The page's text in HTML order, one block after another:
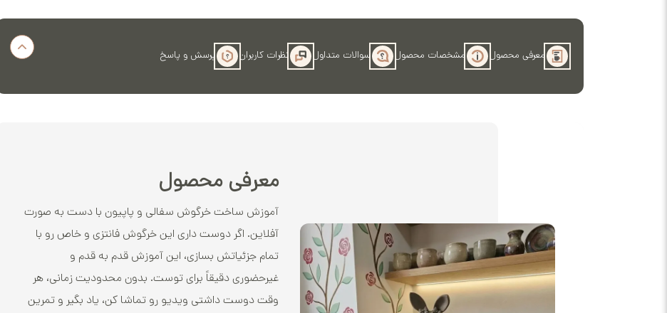
معرفی محصول مشخصات محصول سوالات متداول نظرات کاربران پرسش و پاسخ
معرفی محصول
آموزش ساخت خرگوش سفالی و پاپیون با دست به صورت
آفلاین. اگر دوست داری این خرگوش فانتزی و خاص رو با
تمام جزئیاتش بسازی، این آموزش قدم به قدم و
غیرحضوری دقیقاً برای توست. بدون محدودیت زمانی، هر
وقت دوست داشتی ویدیو رو تماشا کن، یاد بگیر و تمرین